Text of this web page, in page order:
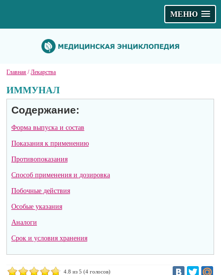
МЕНЮ
Главная /Лекарства
ИММУНАЛ
Содержание:
Форма выпуска и состав
Показания к применению
Противопоказания
Способ применения и дозировка
Побочные действия
Особые указания
Аналоги
Срок и условия хранения
4.8 из 5 (4 голосов)